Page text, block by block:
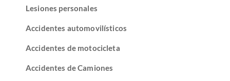
Lesiones personales
Accidentes automovilísticos
Accidentes de motocicleta
Accidentes de Camiones